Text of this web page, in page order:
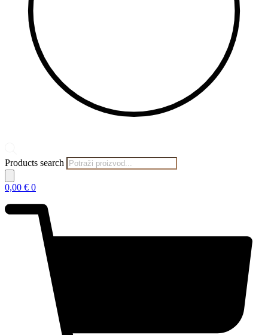
Products search
0,00 € 0